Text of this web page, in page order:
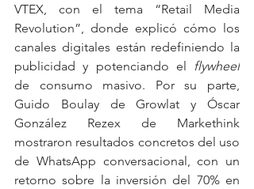
VTEX, con el tema “Retail Media
Revolution”, donde explicó cómo los
canales digitales están redefiniendo la
publicidad y potenciando el
flywheel
de consumo masivo. Por su parte,
Guido Boulay de Growlat y Óscar
González Rezex de Markethink
mostraron resultados concretos del uso
de WhatsApp conversacional, con un
retorno sobre la inversión del 70% en